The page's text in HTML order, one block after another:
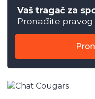
Vaš tragač za
Pronađite